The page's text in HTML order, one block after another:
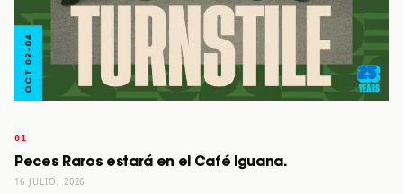
Peces Raros estará en el Café Iguana.
16 JULIO, 2026